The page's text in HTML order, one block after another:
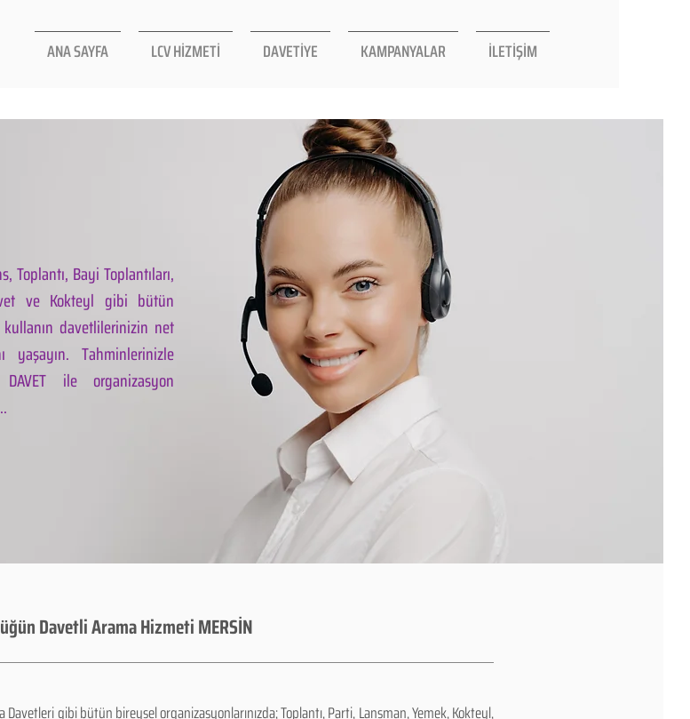
ANA SAYFA LCV HİZMETİ DAVETİYE KAMPANYALAR İLETİŞİM
Toplantı, Bayi Toplantıları,
ve Kokteyl gibi bütün
kullanın davetlilerinizin net
yaşayın. Tahminlerinizle
ile organizasyon
Davetli Arama Hizmeti MERSİN
gibi bütün bireysel organizasyonlarınızda; Toplantı, Parti, Lansman, Yemek, Kokteyl,